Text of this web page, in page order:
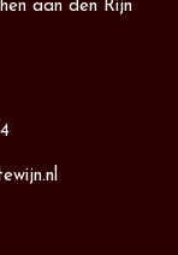
aan den Rijn